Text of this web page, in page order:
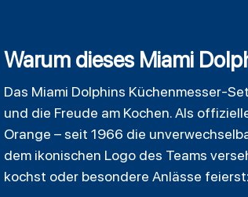
Warum dieses Miami
Das Miami Dolphins Küchenmesser-
und die Freude am Kochen. Als
Orange – seit 1966 die
dem ikonischen Logo des Teams
kochst oder besondere Anlässe